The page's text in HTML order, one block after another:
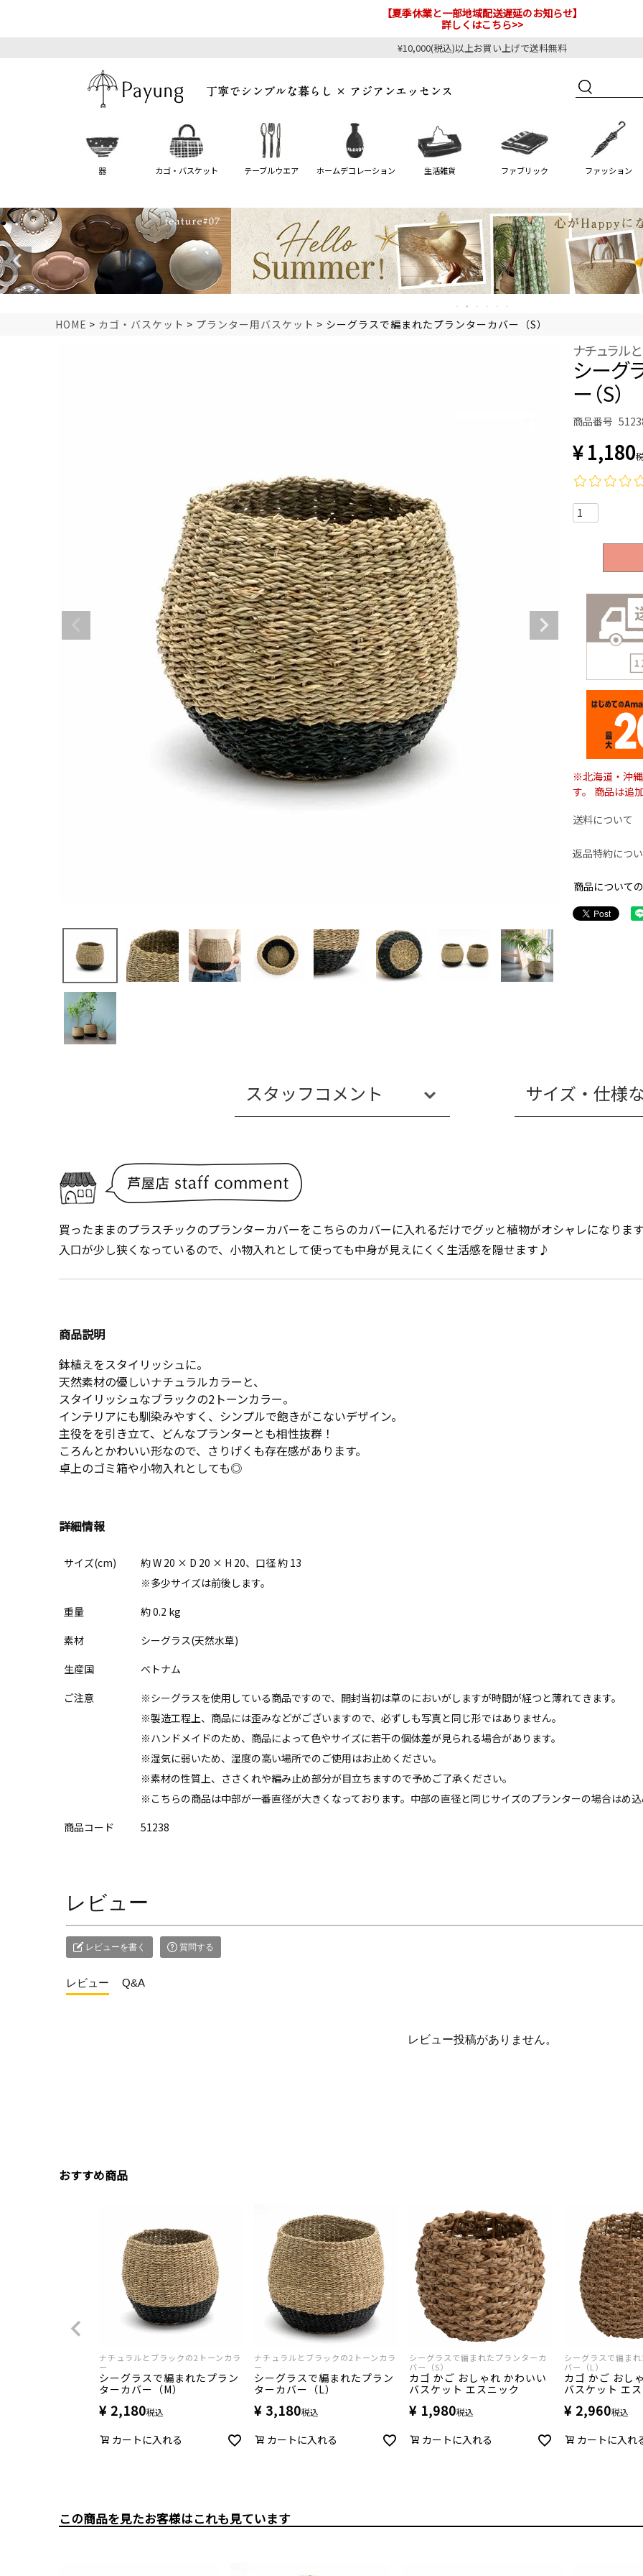
【夏季休業と一部地域配送遅延のお知らせ】
詳しくはこちら>>
¥10,000(税込)以上お買い上げで送料無料
器 カゴ・バスケット テーブルウエア ホームデコレーション 生活雑貨 ファブリック ファッション
HOME カゴ・バスケット プランター用バスケット シーグラスで編まれたプランターカバー（S）
ナチュラル
シーグ
ー（S）
商品番号
¥1,180
※北海道・沖
す。 商品は追
送料について
返品特約につ
商品について
スタッフコメント サイズ・仕様
買ったままのプラスチックのプランターカバーをこちらのカバーに入れるだけでグッと植物がオシャレになります
入口が少し狭くなっているので、小物入れとして使っても中身が見えにくく生活感を隠せます♪
商品説明
鉢植えをスタイリッシュに。
天然素材の優しいナチュラルカラーと、
スタイリッシュなブラックの2トーンカラー。
インテリアにも馴染みやすく、シンプルで飽きがこないデザイン。
主役をを引き立て、どんなプランターとも相性抜群！
ころんとかわいい形なので、さりげくも存在感があります。
卓上のゴミ箱や小物入れとしても◎
詳細情報
サイズ(cm)
約 W 20 × D 20 × H 20、口径 約 13
※多少サイズは前後します。
重量
約 0.2 kg
素材
シーグラス(天然水草)
生産国
ベトナム
ご注意
※シーグラスを使用している商品ですので、開封当初は草のにおいがしますが時間が経つと薄れてきます。
※製造工程上、商品には歪みなどがございますので、必ずしも写真と同じ形ではありません。
※ハンドメイドのため、商品によって色やサイズに若干の個体差が見られる場合があります。
※湿気に弱いため、湿度の高い場所でのご使用はお止めください。
※素材の性質上、ささくれや編み止め部分が目立ちますので予めご了承ください。
※こちらの商品は中部が一番直径が大きくなっております。中部の直径と同じサイズのプランターの場合はめ
商品コード
51238
レビュー
レビューを書く 質問する
レビュー Q&A
レビュー投稿がありません。
おすすめ商品
ナチュラルとブラックの2トーンカラ
ー
シーグラスで編まれたプラン
ターカバー（M）
¥ 2,180税込
カートに入れる
ナチュラルとブラックの2トーンカラ
ー
シーグラスで編まれたプラン
ターカバー（L）
¥3,180税込
カートに入れる
シーグラスで編まれたプランターカ
バー（S）
カゴ かご おしゃれ かわいい
バスケット エスニック
¥ 1,980税込
カートに入れる
シーグラスで編ま
バー（L）
カゴ かご おし
バスケット エ
¥ 2,960税込
カートに入れ
この商品を見たお客様はこれも見ています